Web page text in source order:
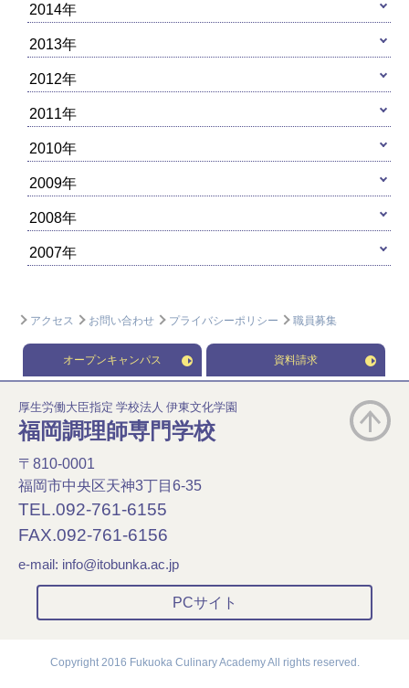
2014年
2013年
2012年
2011年
2010年
2009年
2008年
2007年
アクセス お問い合わせ プライバシーポリシー 職員募集
オープンキャンパス 資料請求
厚生労働大臣指定 学校法人 伊東文化学園
福岡調理師専門学校
〒810-0001
福岡市中央区天神3丁目6-35
TEL.092-761-6155
FAX.092-761-6156
e-mail: info@itobunka.ac.jp
PCサイト
Copyright 2016 Fukuoka Culinary Academy All rights reserved.